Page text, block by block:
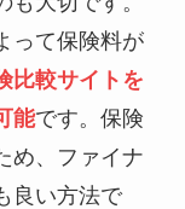
って保険料が
比較サイトを
能です。保険
め、ファイナ
良い方法で